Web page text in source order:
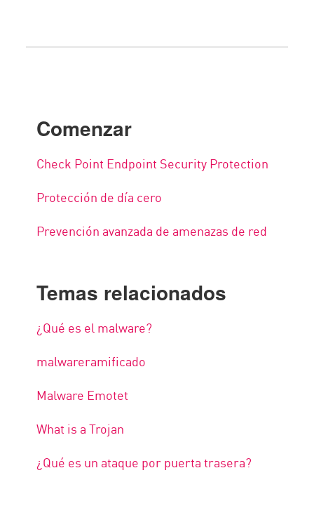
Comenzar
Check Point Endpoint Security Protection
Protección de día cero
Prevención avanzada de amenazas de red
Temas relacionados
¿Qué es el malware?
malwareramificado
Malware Emotet
What is a Trojan
¿Qué es un ataque por puerta trasera?